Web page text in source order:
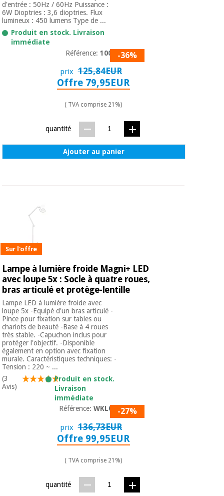
d'entrée : 50Hz / 60Hz Puissance :
6W Dioptries : 3,6 dioptries. Flux
lumineux : 450 lumens Type de ...
Produit en stock. Livraison
immédiate
Référence:1001T-36%
prix 125,84EUR
Offre 79,95EUR
( TVA comprise 21%)
quantité
Ajouter au panier
Sur l'offre
Lampe à lumière froide Magni+ LED
avec loupe 5x : Socle à quatre roues,
bras articulé et protège-lentille
Lampe LED à lumière froide avec
loupe 5x -Equipé d'un bras articulé -
Pince pour fixation sur tables ou
chariots de beauté -Base à 4 roues
très stable. -Capuchon inclus pour
protéger l'objectif. -Disponible
également en option avec fixation
murale. Caractéristiques techniques: -
Tension : 220 ~ ...
(3
Avis)
Produit en stock.
Livraison
immédiate
Référence:WKL004-27%
prix 136,73EUR
Offre 99,95EUR
( TVA comprise 21%)
quantité